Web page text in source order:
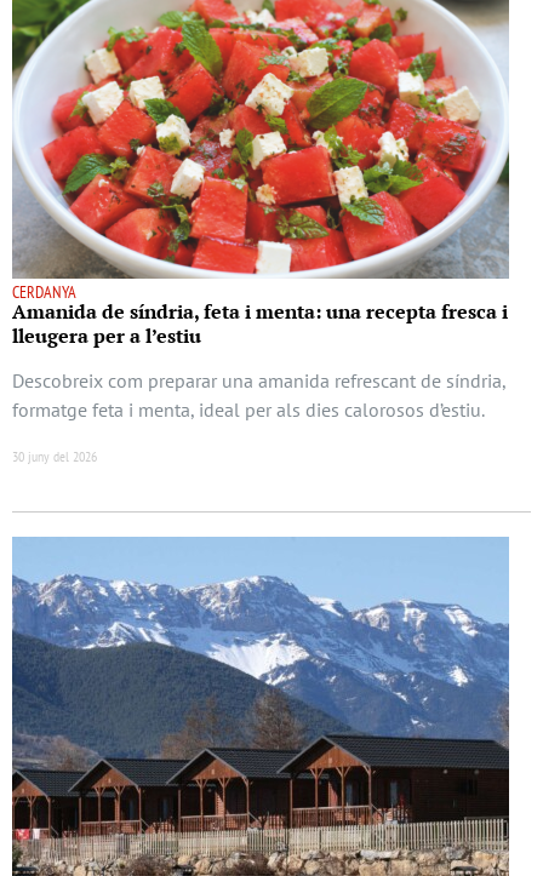
CERDANYA
Amanida de síndria, feta i menta: una recepta fresca i
lleugera per a l’estiu
Descobreix com preparar una amanida refrescant de síndria,
formatge feta i menta, ideal per als dies calorosos d’estiu.
30 juny del 2026